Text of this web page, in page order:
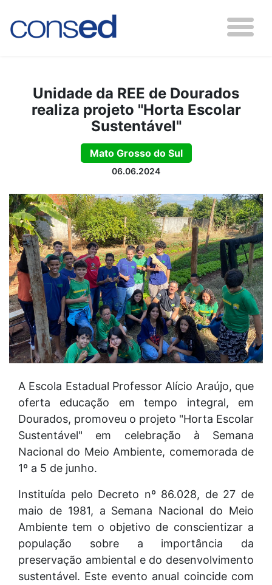
Unidade da REE de Dourados
realiza projeto "Horta Escolar
Sustentável"
Mato Grosso do Sul
06.06.2024
A Escola Estadual Professor Alício Araújo, que
oferta educação em tempo integral, em
Dourados, promoveu o projeto "Horta Escolar
Sustentável" em celebração à Semana
Nacional do Meio Ambiente, comemorada de
1º a 5 de junho.
Instituída pelo Decreto nº 86.028, de 27 de
maio de 1981, a Semana Nacional do Meio
Ambiente tem o objetivo de conscientizar a
população sobre a importância da
preservação ambiental e do desenvolvimento
sustentável. Este evento anual coincide com